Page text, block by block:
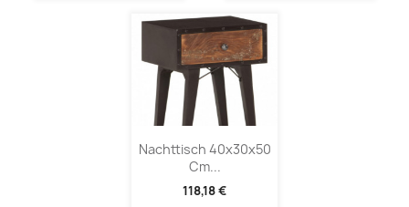
Nachttisch 40x30x50
Cm...
118,18 €